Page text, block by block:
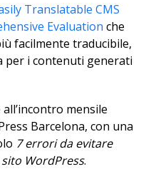
Translatable CMS
Evaluation che
facilmente traducibile,
per i contenuti generati
mensile
Barcelona, con una
7 errori da evitare
WordPress.